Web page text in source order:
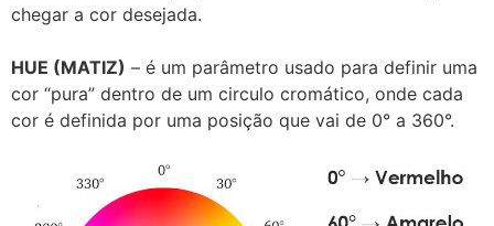
chegar a cor desejada.
HUE (MATIZ) – é um parâmetro usado para definir uma
cor “pura” dentro de um circulo cromático, onde cada
cor é definida por uma posição que vai de 0° a 360°.